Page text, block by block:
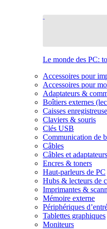
Le monde des PC:
Accessoires pour
Accessoires pour
Adaptateurs &
Boîtiers externes
Caisses
Claviers & souris
Clés USB
Communication de
Câbles
Câbles et
Encres & toners
Haut-parleurs de PC
Hubs & lecteurs de
Imprimantes &
Mémoire externe
Périphériques
Tablettes graphiques
Moniteurs